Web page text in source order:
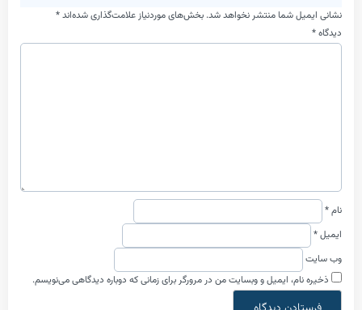
شما منتشر نخواهد شد.بخش‌های موردنیاز علامت‌گذاری شده‌اند*
ایمیل و وبسایت من در مرورگر برای زمانی که دوباره دیدگاهی می‌نویسم.